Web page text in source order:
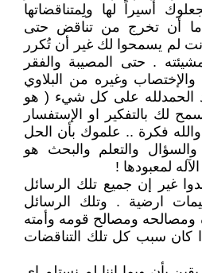
أسيراً لها ولِمتناقضاتها
أن تخرج من تناقض حتى
لم يسمحوا لك غير أن تُكرر
. حتى المصيبة والفقر
وغيره من البلاوي
الحمدلله على كل شيء ( هو
لك بالتفكير او الإستفسار
والله فكرة .. علموك بأن الحل
والسؤال والتعلم والبحث هو
لمعبودها !
غير إن جميع تلك الرسائل
ارضية . وتلك الرسائل
ومصالح قومه وأمته
كان سبب كل تلك التناقضات